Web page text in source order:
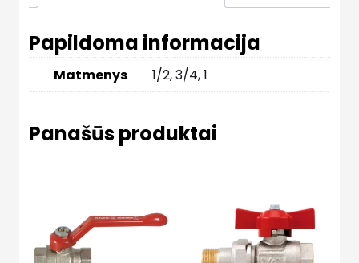
Papildoma informacija
Matmenys 1/2, 3/4, 1
Panašūs produktai